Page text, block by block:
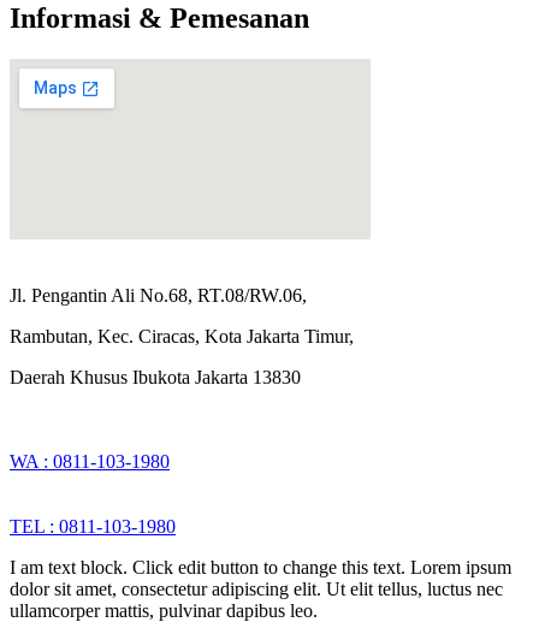
Informasi & Pemesanan
Jl. Pengantin Ali No.68, RT.08/RW.06,
Rambutan, Kec. Ciracas, Kota Jakarta Timur,
Daerah Khusus Ibukota Jakarta 13830
WA : 0811-103-1980
TEL : 0811-103-1980
I am text block. Click edit button to change this text. Lorem ipsum
dolor sit amet, consectetur adipiscing elit. Ut elit tellus, luctus nec
ullamcorper mattis, pulvinar dapibus leo.